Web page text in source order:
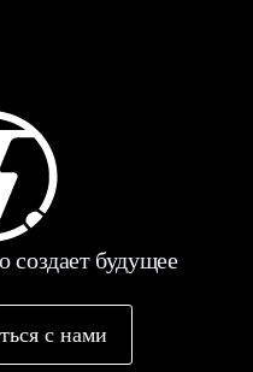
создает будущее
с нами